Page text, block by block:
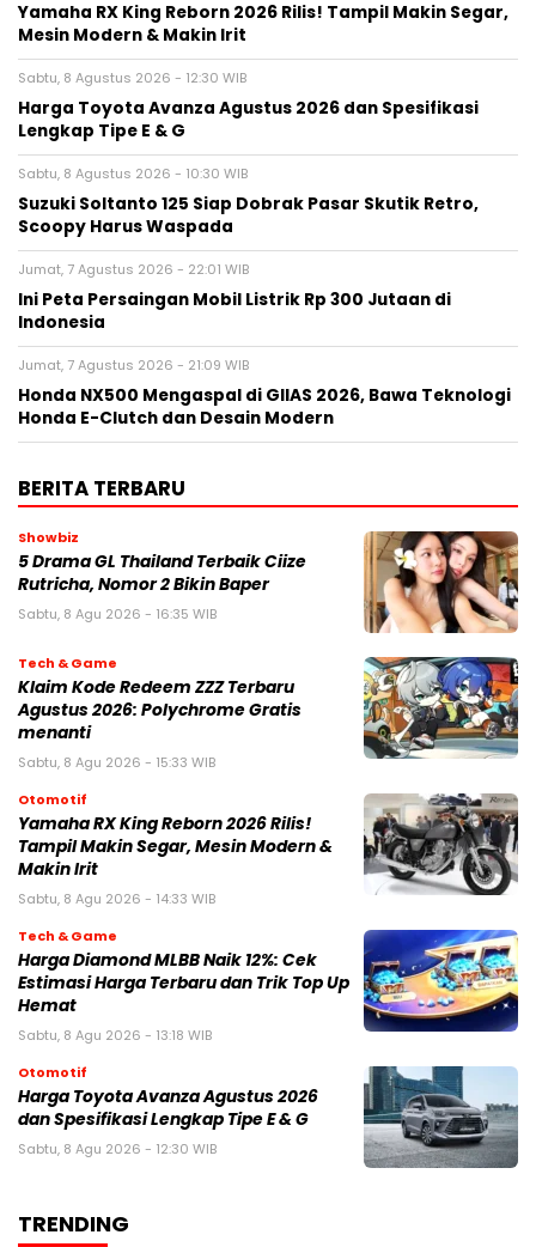
Yamaha RX King Reborn 2026 Rilis! Tampil Makin Segar,
Mesin Modern & Makin Irit
Sabtu, 8 Agustus 2026 - 12:30 WIB
Harga Toyota Avanza Agustus 2026 dan Spesifikasi
Lengkap Tipe E & G
Sabtu, 8 Agustus 2026 - 10:30 WIB
Suzuki Soltanto 125 Siap Dobrak Pasar Skutik Retro,
Scoopy Harus Waspada
Jumat, 7 Agustus 2026 - 22:01 WIB
Ini Peta Persaingan Mobil Listrik Rp 300 Jutaan di
Indonesia
Jumat, 7 Agustus 2026 - 21:09 WIB
Honda NX500 Mengaspal di GIIAS 2026, Bawa Teknologi
Honda E-Clutch dan Desain Modern
BERITA TERBARU
Showbiz
5 Drama GL Thailand Terbaik Ciize
Rutricha, Nomor 2 Bikin Baper
Sabtu, 8 Agu 2026 - 16:35 WIB
Tech & Game
Klaim Kode Redeem ZZZ Terbaru
Agustus 2026: Polychrome Gratis
menanti
Sabtu, 8 Agu 2026 - 15:33 WIB
Otomotif
Yamaha RX King Reborn 2026 Rilis!
Tampil Makin Segar, Mesin Modern &
Makin Irit
Sabtu, 8 Agu 2026 - 14:33 WIB
Tech & Game
Harga Diamond MLBB Naik 12%: Cek
Estimasi Harga Terbaru dan Trik Top Up
Hemat
Sabtu, 8 Agu 2026 - 13:18 WIB
Otomotif
Harga Toyota Avanza Agustus 2026
dan Spesifikasi Lengkap Tipe E & G
Sabtu, 8 Agu 2026 - 12:30 WIB
TRENDING